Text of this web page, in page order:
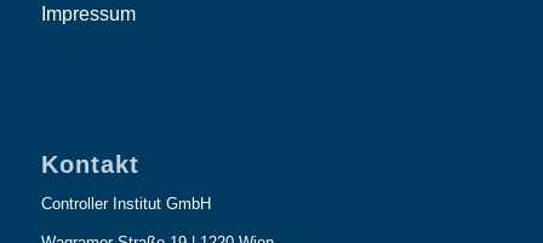
Impressum
Kontakt
Controller Institut GmbH